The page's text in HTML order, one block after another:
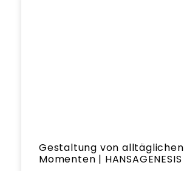
Gestaltung von alltäglichen
Momenten | HANSAGENESIS